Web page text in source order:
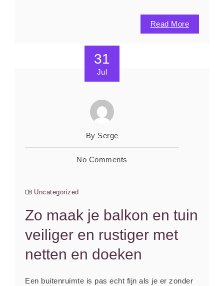
Read More
31
Jul
By Serge
No Comments
Uncategorized
Zo maak je balkon en tuin
veiliger en rustiger met
netten en doeken
Een buitenruimte is pas echt fijn als je er zonder